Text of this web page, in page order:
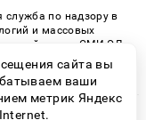
служба по надзору в
и массовых
номер СМИ ЭЛ
сайта вы
ваши
метрик Яндекс